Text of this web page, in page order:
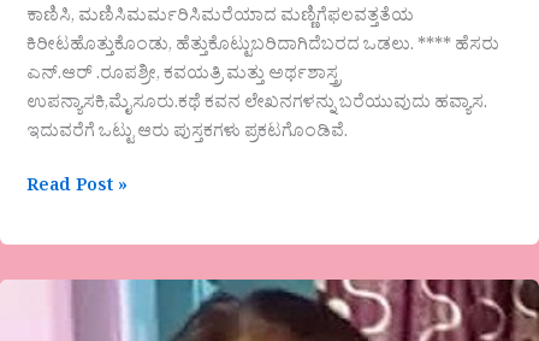
ಕಾಣಿಸಿ, ಮಣಿಸಿಮರ್ಮರಿಸಿಮರೆಯಾದ ಮಣ್ಣಿಗೆಫಲವತ್ತತೆಯ
ಕಿರೀಟಹೊತ್ತುಕೊಂಡು, ಹೆತ್ತುಕೊಟ್ಟುಬರಿದಾಗಿದೆಬರದ ಒಡಲು. **** ಹೆಸರು
ಎನ್.ಆರ್ .ರೂಪಶ್ರೀ, ಕವಯತ್ರಿ ಮತ್ತು ಅರ್ಥಶಾಸ್ತ್ರ
ಉಪನ್ಯಾಸಕಿ,ಮೈಸೂರು.ಕಥೆ ಕವನ ಲೇಖನಗಳನ್ನು ಬರೆಯುವುದು ಹವ್ಯಾಸ.
ಇದುವರೆಗೆ ಒಟ್ಟು ಆರು ಪುಸ್ತಕಗಳು ಪ್ರಕಟಗೊಂಡಿವೆ.
Read Post »